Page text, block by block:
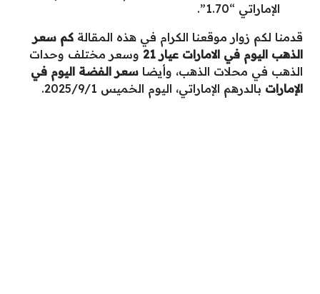
الإماراتي “1.70”.
قدمنا لكم زوار موقعنا الكرام في هذه المقالة كم سعر
الذهب اليوم في الامارات عيار 21
وسعر مختلف وحدات
الذهب في محلات الذهب، وأيضا سعر الفضة اليوم في
الإمارات بالدرهم الإماراتي، اليوم الخميس 2025/9/1.